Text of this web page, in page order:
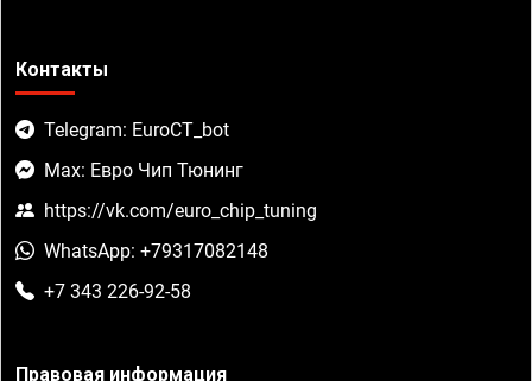
Контакты
Telegram: EuroCT_bot
Max: Евро Чип Тюнинг
https://vk.com/euro_chip_tuning
WhatsApp: +79317082148
+7 343 226-92-58
Правовая информация